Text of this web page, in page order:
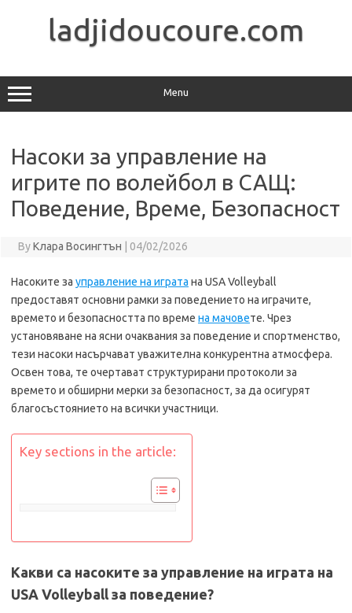
ladjidoucoure.com
Menu
Насоки за управление на
игрите по волейбол в САЩ:
Поведение, Време, Безопасност
ByКлара Восингтън 04/02/2026
Насоките за управление на играта на USA Volleyball
предоставят основни рамки за поведението на играчите,
времето и безопасността по време на мачовете. Чрез
установяване на ясни очаквания за поведение и спортменство,
тези насоки насърчават уважителна конкурентна атмосфера.
Освен това, те очертават структурирани протоколи за
времето и обширни мерки за безопасност, за да осигурят
благосъстоянието на всички участници.
Key sections in the article:
Какви са насоките за управление на играта на
USA Volleyball за поведение?